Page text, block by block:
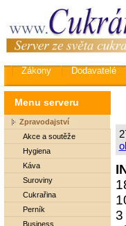
Zákony Dodavatelé
Menu serveru
Zpravodajství
Akce a soutěže
Hygiena
Káva
Suroviny
Cukrařina
Perník
Business
3